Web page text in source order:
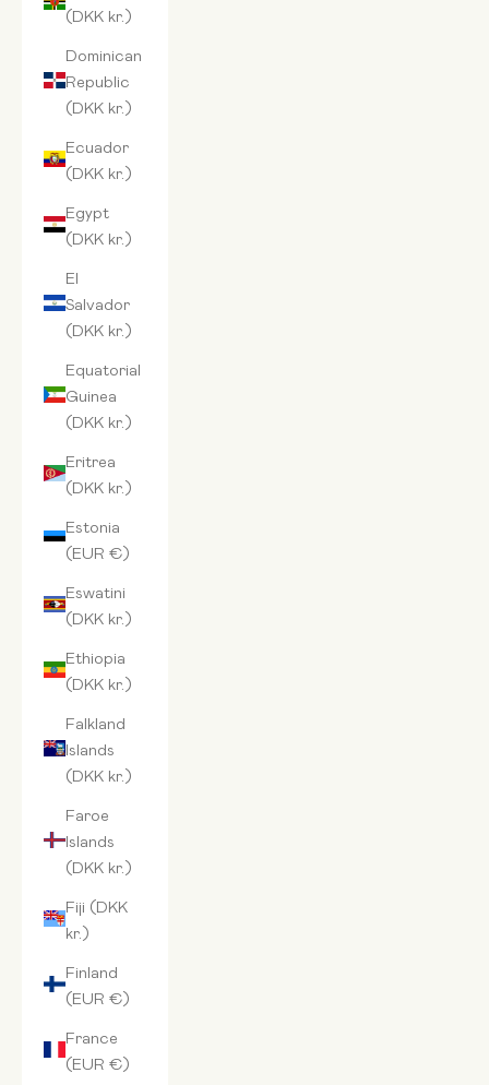
(DKK kr.)
Dominican
Republic
(DKK kr.)
Ecuador
(DKK kr.)
Egypt
(DKK kr.)
El
Salvador
(DKK kr.)
Equatorial
Guinea
(DKK kr.)
Eritrea
(DKK kr.)
Estonia
(EUR €)
Eswatini
(DKK kr.)
Ethiopia
(DKK kr.)
Falkland
Islands
(DKK kr.)
Faroe
Islands
(DKK kr.)
Fiji (DKK
kr.)
Finland
(EUR €)
France
(EUR €)